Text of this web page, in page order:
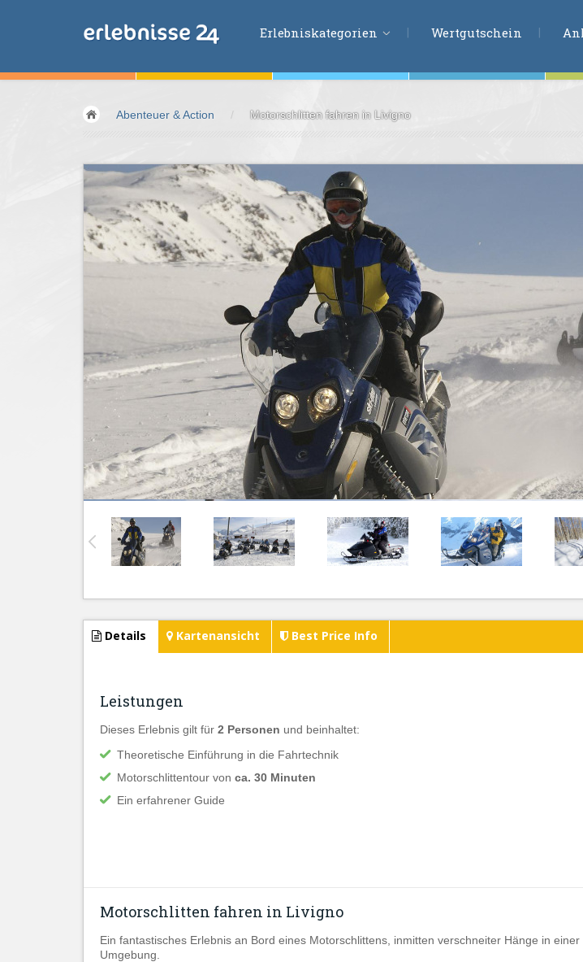
Erlebniskategorien
Fliegen &Gleiten
Abenteuer &Action
Sport &Fitness
Essen &Trinken
Wellness & Gesundheit
Wasser &
Wind
Lifestyle &Phantasie
Kids &Family
Übernachtungen
Wertgutschein
Abenteuer & Action / Motorschlitten fahren in Livigno
Details Kartenansicht Best Price Info
Leistungen
Dieses Erlebnis gilt für 2 Personen und beinhaltet:
Theoretische Einführung in die Fahrtechnik
Motorschlittentour von ca. 30 Minuten
Ein erfahrener Guide
Motorschlitten fahren in Livigno
Ein fantastisches Erlebnis an Bord eines Motorschlittens, inmitten verschneiter Hänge in
Umgebung.